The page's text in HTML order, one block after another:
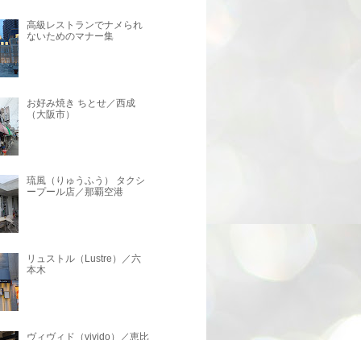
高級レストランでナメられ
ないためのマナー集
お好み焼き ちとせ／西成
（大阪市）
琉風（りゅうふう） タクシ
ープール店／那覇空港
リュストル（Lustre）／六
本木
ヴィヴィド（vivido）／恵比